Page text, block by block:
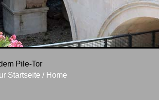
Pile-Tor
Startseite / Home